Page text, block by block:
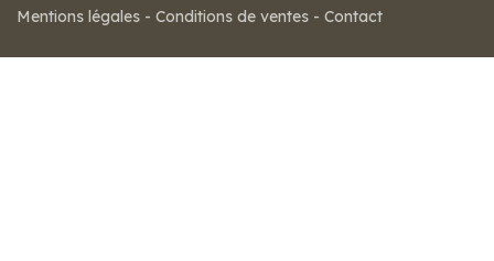
Mentions légales - Conditions de ventes - Contact